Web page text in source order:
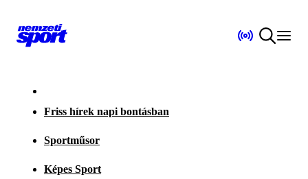
Friss hírek napi bontásban
Sportműsor
Képes Sport